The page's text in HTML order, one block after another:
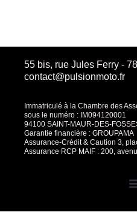
55 bis, rue Jules Ferry -
contact@pulsionmoto.fr
Immatriculé à la Chambre des
sous le numéro : IM094120001
94100 SAINT-MAUR-DES-
Garantie financière : GROUPAMA
Assurance-Crédit & Caution 3,
Assurance RCP MAIF : 200,